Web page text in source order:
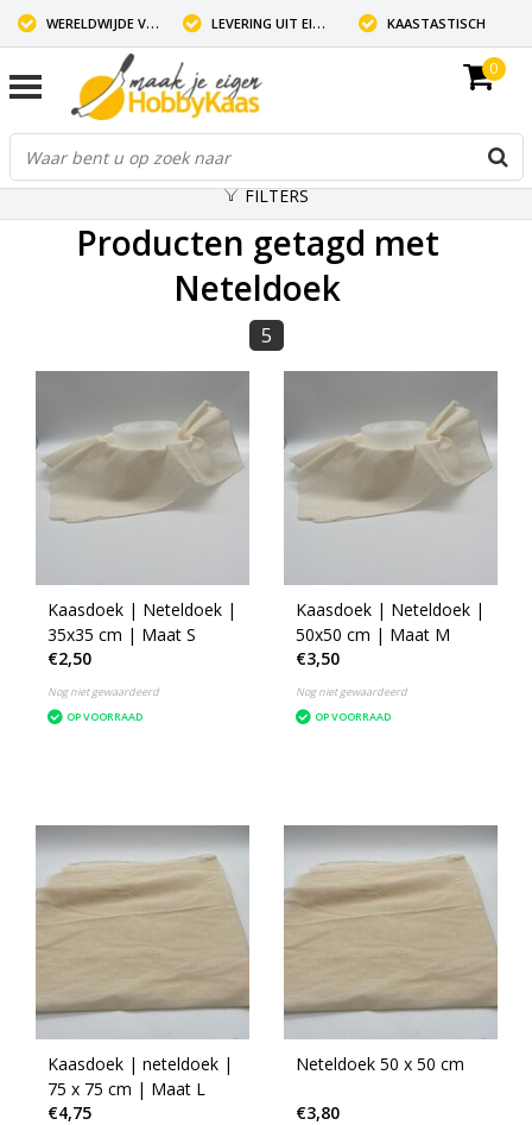
WERELDWIJDE VERZENDING LEVERING UIT EIGEN VOORRAAD KAASTASTISCH
0
FILTERS
Producten getagd met
Neteldoek
5
Kaasdoek | Neteldoek |
35x35 cm | Maat S
€2,50
Nog niet gewaardeerd
OP VOORRAAD
Kaasdoek | Neteldoek |
50x50 cm | Maat M
€3,50
Nog niet gewaardeerd
OP VOORRAAD
Kaasdoek | neteldoek |
75 x 75 cm | Maat L
€4,75
Neteldoek 50 x 50 cm
€3,80